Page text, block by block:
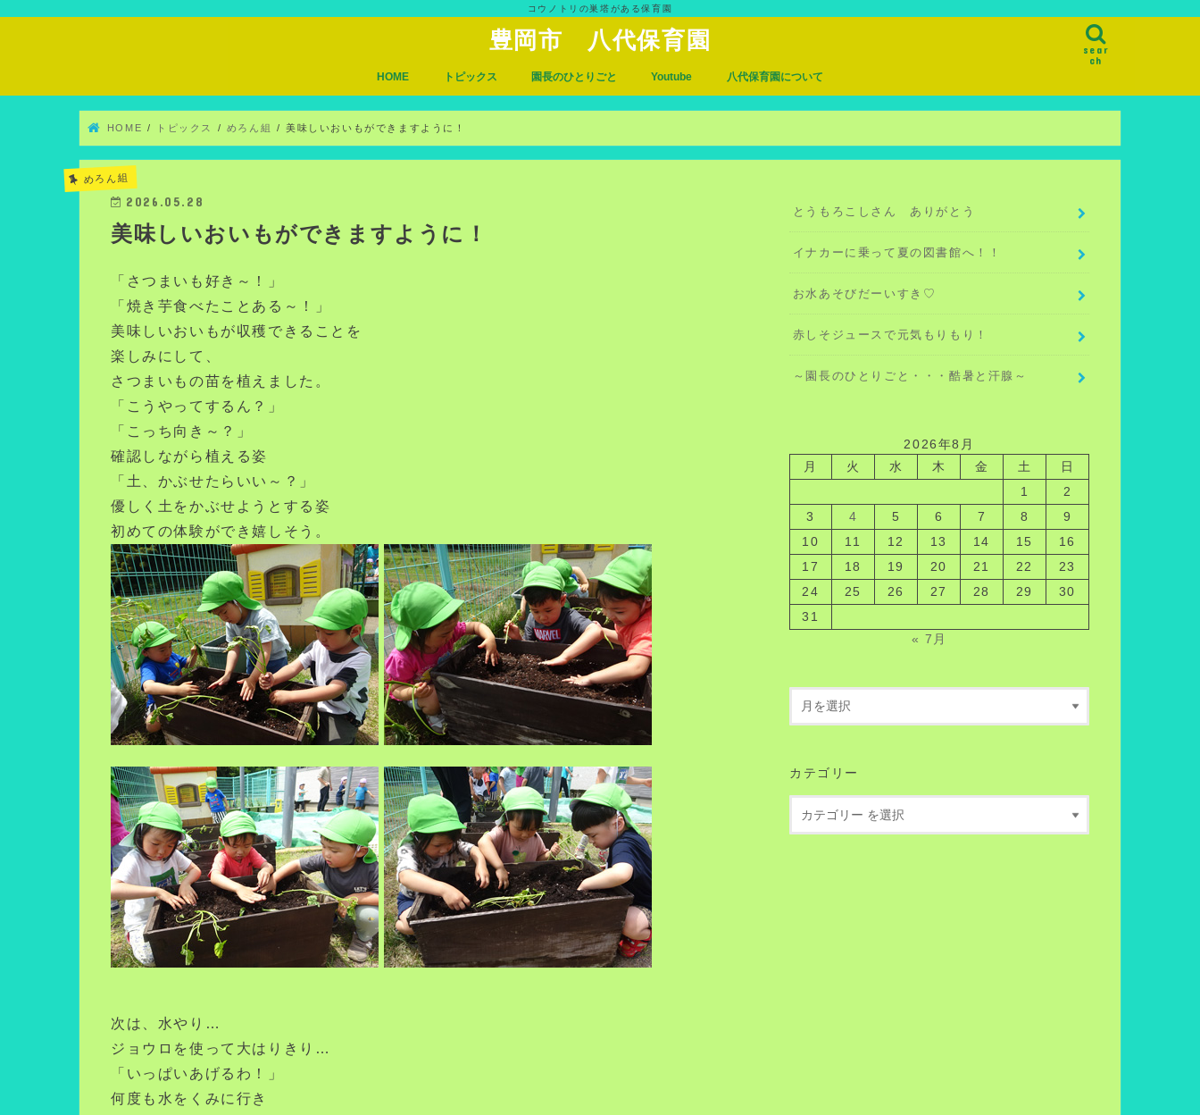
コウノトリの巣塔がある保育園
豊岡市 八代保育園
sear
ch
HOME トピックス 園長のひとりごと Youtube 八代保育園について
入園について
アクセス
HOME トピックス めろん組 美味しいおいもができますように！
めろん組
2026.05.28
美味しいおいもができますように！
「さつまいも好き～！」
「焼き芋食べたことある～！」
美味しいおいもが収穫できることを
楽しみにして、
さつまいもの苗を植えました。
「こうやってするん？」
「こっち向き～？」
確認しながら植える姿
「土、かぶせたらいい～？」
優しく土をかぶせようとする姿
初めての体験ができ嬉しそう。
次は、水やり…
ジョウロを使って大はりきり…
「いっぱいあげるわ！」
何度も水をくみに行き
とうもろこしさん ありがとう
イナカーに乗って夏の図書館へ！！
お水あそびだーいすき♡
赤しそジュースで元気もりもり！
～園長のひとりごと・・・酷暑と汗腺～
2026年8月
月
火 水 木 金 土
日
1
2
3
4 5 6 7 8
9
10
11 12 13 14 15
16
17
18 19 20 21 22
23
24
25 26 27 28 29
30
31
« 7月
カテゴリー